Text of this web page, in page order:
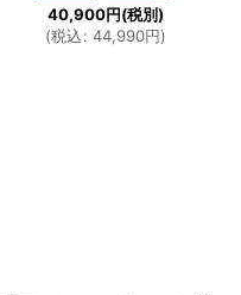
40,900円(税別)
(税込: 44,990円)